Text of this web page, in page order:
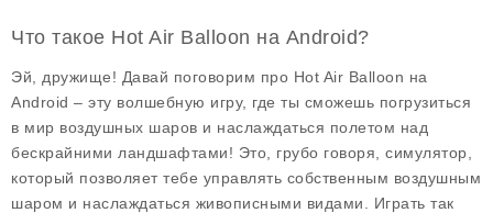
Что такое Hot Air Balloon на Android?
Эй, дружище! Давай поговорим про Hot Air Balloon на
Android – эту волшебную игру, где ты сможешь погрузиться
в мир воздушных шаров и наслаждаться полетом над
бескрайними ландшафтами! Это, грубо говоря, симулятор,
который позволяет тебе управлять собственным воздушным
шаром и наслаждаться живописными видами. Играть так